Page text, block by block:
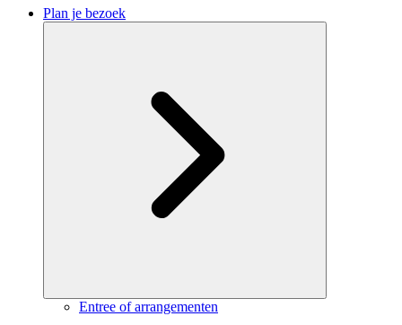
Plan je bezoek
Entree of arrangementen